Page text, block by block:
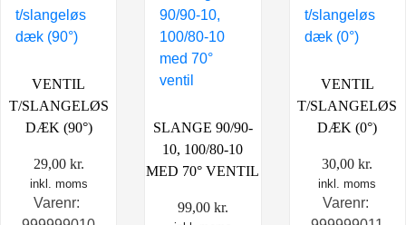
VENTIL
T/SLANGELØS
DÆK (90°)
29,00 kr.
inkl. moms
Varenr:
SLANGE 90/90-
10, 100/80-10
MED 70° VENTIL
99,00 kr.
VENTIL
T/SLANGELØS
DÆK (0°)
30,00kr.
inkl. moms
Varenr: